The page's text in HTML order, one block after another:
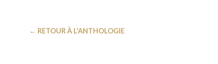
← RETOUR À L'ANTHOLOGIE